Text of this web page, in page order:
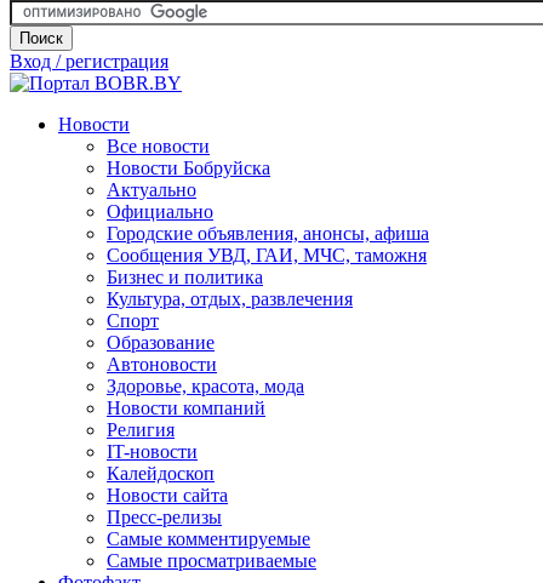
Поиск
Вход / регистрация
Новости
Все новости
Новости Бобруйска
Актуально
Официально
Городские объявления, анонсы, афиша
Сообщения УВД, ГАИ, МЧС, таможня
Бизнес и политика
Культура, отдых, развлечения
Спорт
Образование
Автоновости
Здоровье, красота, мода
Новости компаний
Религия
IT-новости
Калейдоскоп
Новости сайта
Пресс-релизы
Самые комментируемые
Самые просматриваемые